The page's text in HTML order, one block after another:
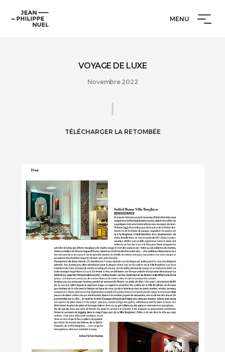
contenu
Jean-
Philippe
MENU
VOYAGE DE LUXE
Novembre 2022
TÉLÉCHARGER LA RETOMBÉE